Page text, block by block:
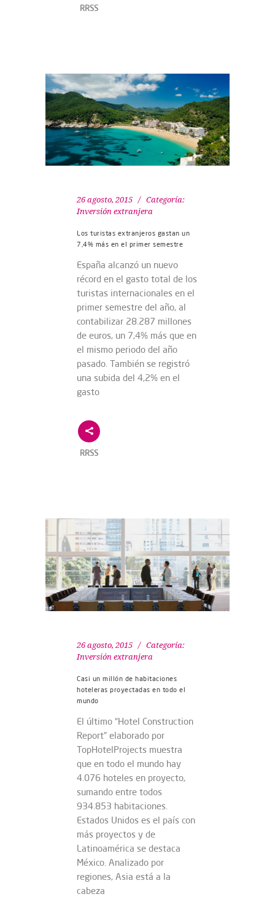
RRSS
26 agosto, 2015
Categoría:
Inversión extranjera
Los turistas extranjeros gastan un
7,4% más en el primer semestre
España alcanzó un nuevo
récord en el gasto total de los
turistas internacionales en el
primer semestre del año, al
contabilizar 28.287 millones
de euros, un 7,4% más que en
el mismo periodo del año
pasado. También se registró
una subida del 4,2% en el
gasto
RRSS
26 agosto, 2015
Categoría:
Inversión extranjera
Casi un millón de habitaciones
hoteleras proyectadas en todo el
mundo
El último “Hotel Construction
Report” elaborado por
TopHotelProjects muestra
que en todo el mundo hay
4.076 hoteles en proyecto,
sumando entre todos
934.853 habitaciones.
Estados Unidos es el país con
más proyectos y de
Latinoamérica se destaca
México. Analizado por
regiones, Asia está a la
cabeza